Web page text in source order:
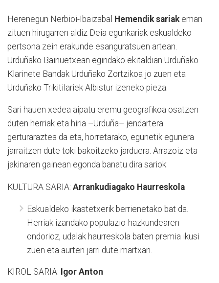
Herenegun Nerbioi-Ibaizabal Hemendik sariak eman
zituen hirugarren aldiz Deia egunkariak eskualdeko
pertsona zein erakunde esanguratsuen artean.
Urduñako Bainuetxean egindako ekitaldian Urduñako
Klarinete Bandak Urduñako Zortzikoa jo zuen eta
Urduñako Trikitilariek Albistur izeneko pieza.
Sari hauen xedea aipatu eremu geografikoa osatzen
duten herriak eta hiria –Urduña– jendartera
gerturaraztea da eta, horretarako, egunetik egunera
jarraitzen dute toki bakoitzeko jarduera. Arrazoiz eta
jakinaren gainean egonda banatu dira sariok:
KULTURA SARIA: Arrankudiagako Haurreskola
Eskualdeko ikastetxerik berrienetako bat da.
Herriak izandako populazio-hazkundearen
ondorioz, udalak haurreskola baten premia ikusi
zuen eta aurten jarri dute martxan.
KIROL SARIA: Igor Anton